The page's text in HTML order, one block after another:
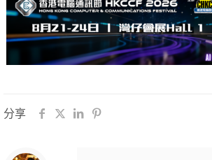
分享